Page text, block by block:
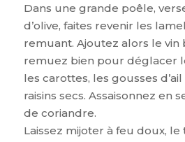
Dans une grande poêle,
d’olive, faites revenir les
remuant. Ajoutez alors le vin
remuez bien pour déglacer
les carottes, les gousses
raisins secs. Assaisonnez en
de coriandre.
Laissez mijoter à feu doux,